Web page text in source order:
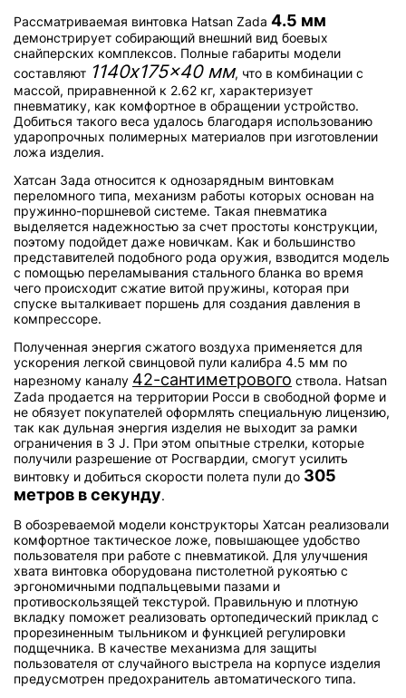
Рассматриваемая винтовка Hatsan Zada 4.5 мм
демонстрирует собирающий внешний вид боевых
снайперских комплексов. Полные габариты модели
составляют 1140x175x40 мм, что в комбинации с
массой, приравненной к 2.62 кг, характеризует
пневматику, как комфортное в обращении устройство.
Добиться такого веса удалось благодаря использованию
ударопрочных полимерных материалов при изготовлении
ложа изделия.
Хатсан Зада относится к однозарядным винтовкам
переломного типа, механизм работы которых основан на
пружинно-поршневой системе. Такая пневматика
выделяется надежностью за счет простоты конструкции,
поэтому подойдет даже новичкам. Как и большинство
представителей подобного рода оружия, взводится модель
с помощью переламывания стального бланка во время
чего происходит сжатие витой пружины, которая при
спуске выталкивает поршень для создания давления в
компрессоре.
Полученная энергия сжатого воздуха применяется для
ускорения легкой свинцовой пули калибра 4.5 мм по
нарезному каналу 42-сантиметрового ствола. Hatsan
Zada продается на территории Росси в свободной форме и
не обязует покупателей оформлять специальную лицензию,
так как дульная энергия изделия не выходит за рамки
ограничения в 3 J. При этом опытные стрелки, которые
получили разрешение от Росгвардии, смогут усилить
винтовку и добиться скорости полета пули до 305
метров в секунду.
В обозреваемой модели конструкторы Хатсан реализовали
комфортное тактическое ложе, повышающее удобство
пользователя при работе с пневматикой. Для улучшения
хвата винтовка оборудована пистолетной рукоятью с
эргономичными подпальцевыми пазами и
противоскользящей текстурой. Правильную и плотную
вкладку поможет реализовать ортопедический приклад с
прорезиненным тыльником и функцией регулировки
подщечника. В качестве механизма для защиты
пользователя от случайного выстрела на корпусе изделия
предусмотрен предохранитель автоматического типа.